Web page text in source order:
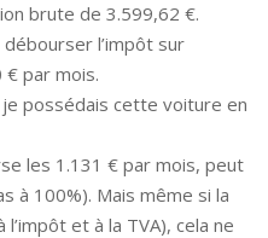
brute de 3.599,62 €.
l’impôt sur
par mois.
possédais cette voiture en
les 1.131 € par mois, peut
à 100%). Mais même si la
et à la TVA), cela ne